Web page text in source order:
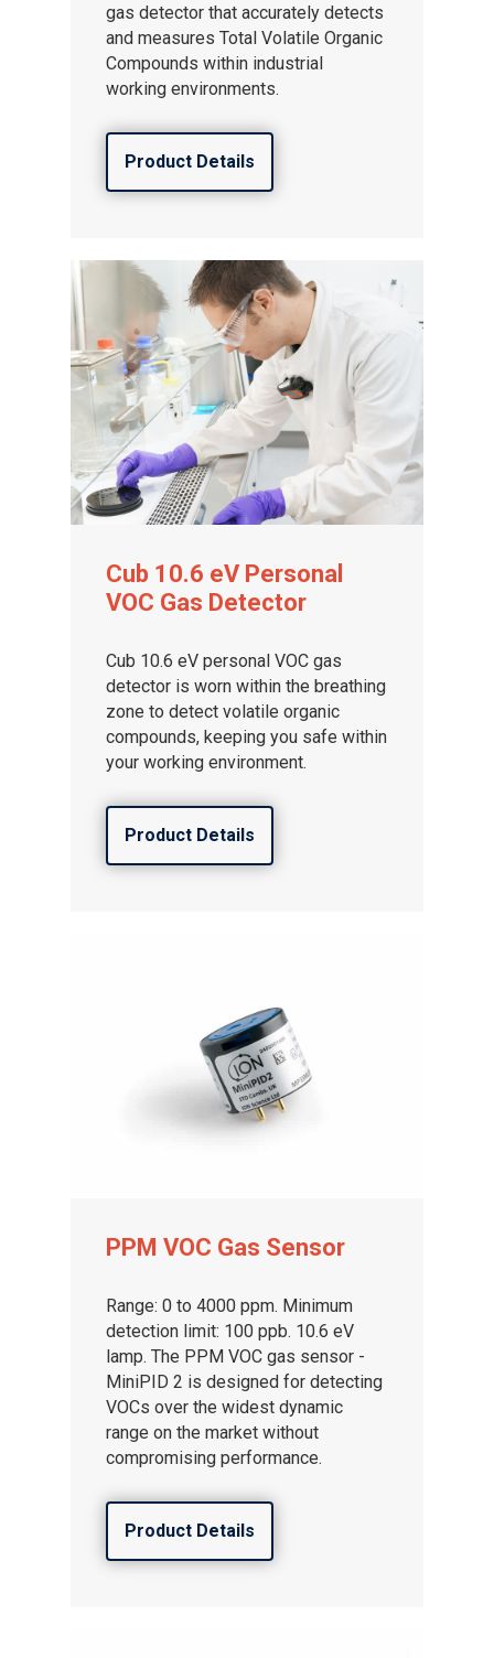
gas detector that accurately detects
and measures Total Volatile Organic
Compounds within industrial
working environments.
Product Details
Cub 10.6 eV Personal
VOC Gas Detector
Cub 10.6 eV personal VOC gas
detector is worn within the breathing
zone to detect volatile organic
compounds, keeping you safe within
your working environment.
Product Details
PPM VOC Gas Sensor
Range: 0 to 4000 ppm. Minimum
detection limit: 100 ppb. 10.6 eV
lamp. The PPM VOC gas sensor -
MiniPID 2 is designed for detecting
VOCs over the widest dynamic
range on the market without
compromising performance.
Product Details